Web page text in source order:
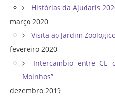
Histórias da Ajudaris
março 2020
Visita ao Jardim
fevereiro 2020
Intercambio entre CE
Moinhos”
dezembro 2019